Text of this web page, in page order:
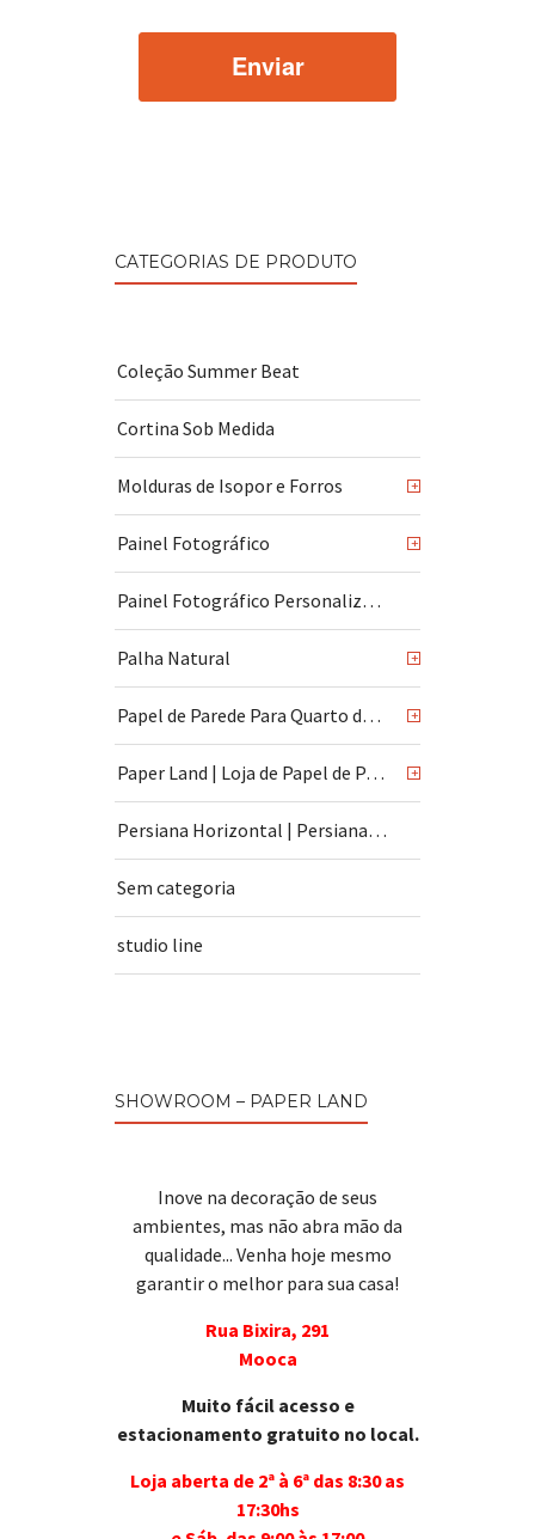
CATEGORIAS DE PRODUTO
Coleção Summer Beat
Cortina Sob Medida
Molduras de Isopor e Forros +
Painel Fotográfico +
Painel Fotográfico Personalizado
Palha Natural +
Papel de Parede Para Quarto de Bebê +
Paper Land | Loja de Papel de Parede | São Paulo +
Persiana Horizontal | Persiana Vertical
Sem categoria
studio line
SHOWROOM – PAPER LAND
Inove na decoração de seus
ambientes, mas não abra mão da
qualidade... Venha hoje mesmo
garantir o melhor para sua casa!
Rua Bixira, 291
Mooca
Muito fácil acesso e
estacionamento gratuito no local.
Loja aberta de 2ª à 6ª das 8:30 as
17:30hs